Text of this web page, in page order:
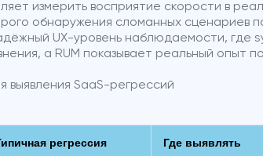
измерить восприятие скорости в
обнаружения сломанных сценариев
UX-уровень наблюдаемости, где
а RUM показывает реальный опыт
выявления SaaS-регрессий
регрессия Где выявлять